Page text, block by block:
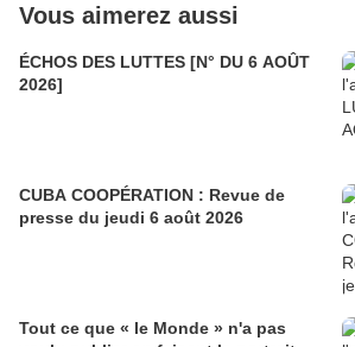
Vous aimerez aussi
ÉCHOS DES LUTTES [N° DU 6 AOÛT
2026]
CUBA COOPÉRATION : Revue de
presse du jeudi 6 août 2026
Tout ce que « le Monde » n'a pas